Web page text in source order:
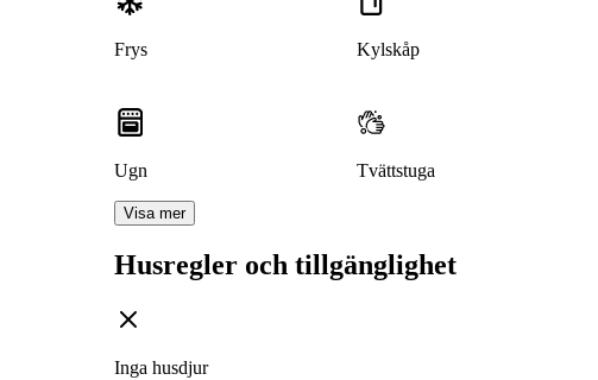
Frys Kylskåp
Ugn Tvättstuga
Visa mer
Husregler och tillgänglighet
Inga husdjur